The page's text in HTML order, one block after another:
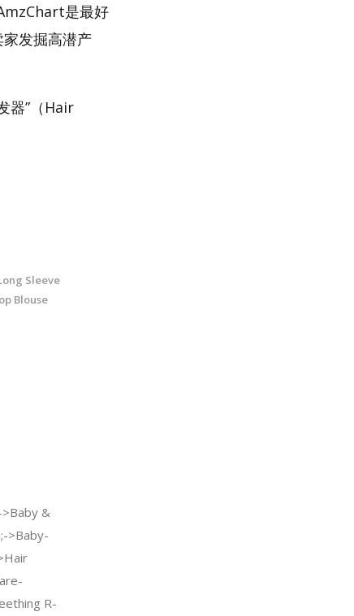
是最好
发掘高潜产
器”（Hair
Sleeve
Blouse
&
>Baby-
R-